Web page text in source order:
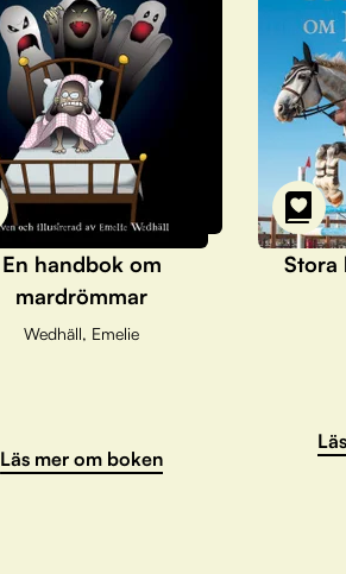
En handbok om
mardrömmar
Wedhäll, Emelie
Läs mer om boken
Stora